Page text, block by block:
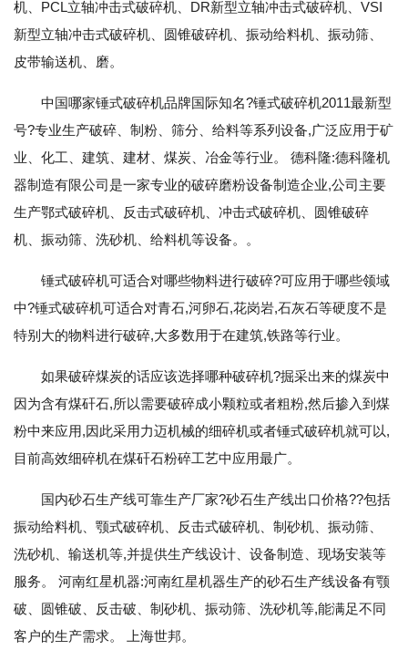
机、PCL立轴冲击式破碎机、DR新型立轴冲击式破碎机、VSI
新型立轴冲击式破碎机、圆锥破碎机、振动给料机、振动筛、
皮带输送机、磨。
中国哪家锤式破碎机品牌国际知名?锤式破碎机2011最新型
号?专业生产破碎、制粉、筛分、给料等系列设备,广泛应用于矿
业、化工、建筑、建材、煤炭、冶金等行业。 德科隆:德科隆机
器制造有限公司是一家专业的破碎磨粉设备制造企业,公司主要
生产鄂式破碎机、反击式破碎机、冲击式破碎机、圆锥破碎
机、振动筛、洗砂机、给料机等设备。。
锤式破碎机可适合对哪些物料进行破碎?可应用于哪些领域
中?锤式破碎机可适合对青石,河卵石,花岗岩,石灰石等硬度不是
特别大的物料进行破碎,大多数用于在建筑,铁路等行业。
如果破碎煤炭的话应该选择哪种破碎机?掘采出来的煤炭中
因为含有煤矸石,所以需要破碎成小颗粒或者粗粉,然后掺入到煤
粉中来应用,因此采用力迈机械的细碎机或者锤式破碎机就可以,
目前高效细碎机在煤矸石粉碎工艺中应用最广。
国内砂石生产线可靠生产厂家?砂石生产线出口价格??包括
振动给料机、颚式破碎机、反击式破碎机、制砂机、振动筛、
洗砂机、输送机等,并提供生产线设计、设备制造、现场安装等
服务。 河南红星机器:河南红星机器生产的砂石生产线设备有颚
破、圆锥破、反击破、制砂机、振动筛、洗砂机等,能满足不同
客户的生产需求。 上海世邦。